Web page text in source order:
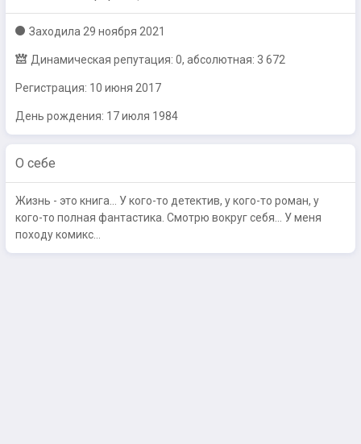
Заходилa 29 ноября 2021
Динамическая репутация: 0, абсолютная: 3 672
Регистрация: 10 июня 2017
День рождения: 17 июля 1984
О себе
Жизнь - это книга… У кого-то детектив, у кого-то роман, у
кого-то полная фантастика. Смотрю вокруг себя… У меня
походу комикс…